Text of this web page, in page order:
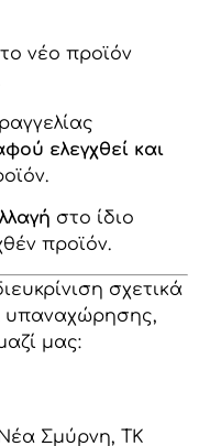
νέο προϊόν
ελεγχθεί και
στο ίδιο
προϊόν.
σχετικά
υπαναχώρησης,
μας:
Νέα Σμύρνη, ΤΚ